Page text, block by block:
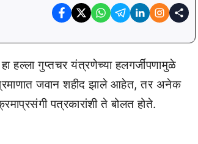
हल्ला गुप्तचर यंत्रणेच्या हलगर्जीपणामुळे
प्रमाणात जवान शहीद झाले आहेत, तर अनेक
पत्रकारांशी ते बोलत होते.